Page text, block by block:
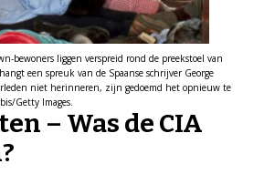
bewoners liggen verspreid rond de preekstoel van
een spreuk van de Spaanse schrijver George
niet herinneren, zijn gedoemd het opnieuw te
Getty Images.
– Was de CIA